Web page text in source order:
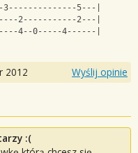
5---|
2-----------2---|
4--0-----4------|
2012 Wyślij opinie
:(